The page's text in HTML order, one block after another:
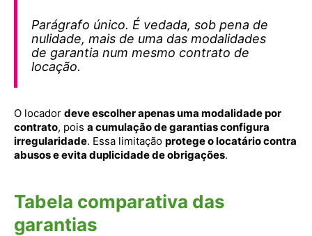
Parágrafo único. É vedada, sob pena de
nulidade, mais de uma das modalidades
de garantia num mesmo contrato de
locação.
O locador deve escolher apenas uma modalidade por
contrato, pois a cumulação de garantias configura
irregularidade. Essa limitação protege o locatário contra
abusos e evita duplicidade de obrigações.
Tabela comparativa das
garantias